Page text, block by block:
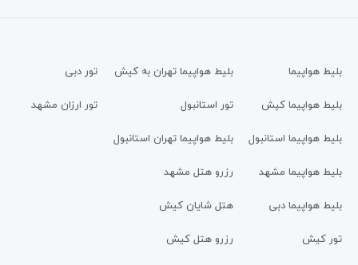
بلیط هواپیما
بلیط هواپیما کیش
بلیط هواپیما استانبول
بلیط هواپیما مشهد
بلیط هواپیما دبی
تور کیش
بلیط هواپیما تهران به کیش
تور استانبول
بلیط هواپیما تهران استانبول
رزرو هتل مشهد
هتل شایان کیش
رزرو هتل کیش
تور دبی
تور ارزان مشهد